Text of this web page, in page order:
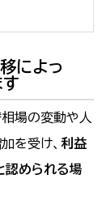
によっ
場の変動や人
を受け、 利益
認められる場